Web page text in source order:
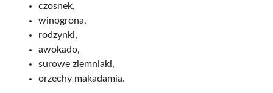
czosnek,
winogrona,
rodzynki,
awokado,
surowe ziemniaki,
orzechy makadamia.